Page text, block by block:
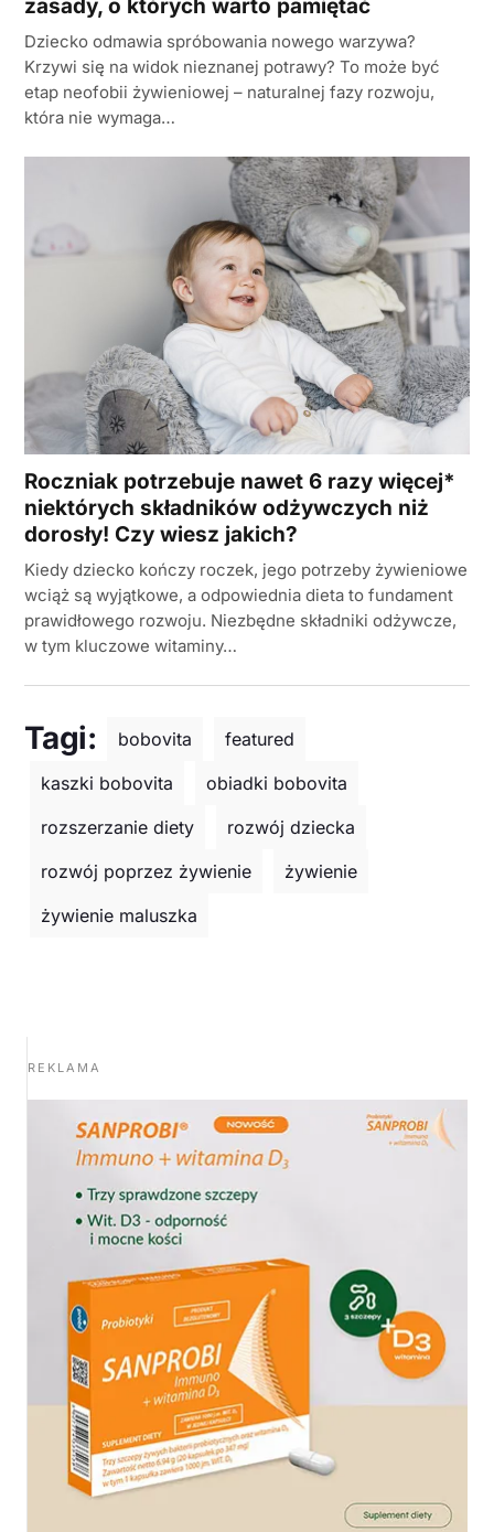
zasady, o których warto pamiętać
Dziecko odmawia spróbowania nowego warzywa?
Krzywi się na widok nieznanej potrawy? To może być
etap neofobii żywieniowej – naturalnej fazy rozwoju,
która nie wymaga…
Roczniak potrzebuje nawet 6 razy więcej*
niektórych składników odżywczych niż
dorosły! Czy wiesz jakich?
Kiedy dziecko kończy roczek, jego potrzeby żywieniowe
wciąż są wyjątkowe, a odpowiednia dieta to fundament
prawidłowego rozwoju. Niezbędne składniki odżywcze,
w tym kluczowe witaminy…
Tagi: bobovita
featured
kaszki bobovita
obiadki bobovita
rozszerzanie diety
rozwój dziecka
rozwój poprzez żywienie
żywienie
żywienie maluszka
REKLAMA